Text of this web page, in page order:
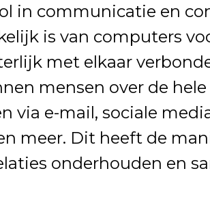
in communicatie en
is van computers
met elkaar
mensen over de
via e-mail, sociale
meer. Dit heeft de
onderhouden en